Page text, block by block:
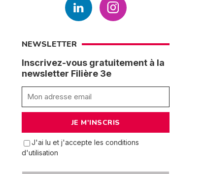
NEWSLETTER
Inscrivez-vous gratuitement à la
newsletter Filière 3e
J'ai lu et j'accepte les conditions
d'utilisation